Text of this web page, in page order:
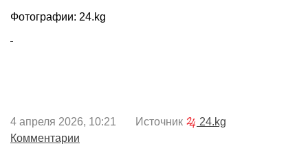
Фотографии: 24.kg
4 апреля 2026, 10:21 Источник
24.kg
Комментарии